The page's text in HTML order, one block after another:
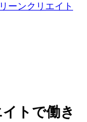
トで働き